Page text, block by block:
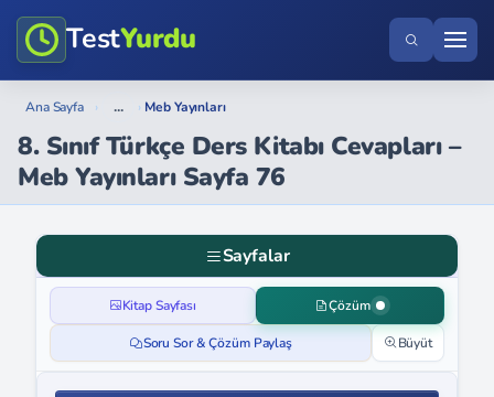
TestYurdu
Ana Sayfa › ... › Meb Yayınları
8. Sınıf Türkçe Ders Kitabı Cevapları –
Meb Yayınları Sayfa 76
Sayfalar
Kitap Sayfası Çözüm
Soru Sor & Çözüm Paylaş Büyüt